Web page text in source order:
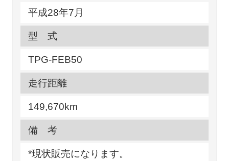
平成28年7月
型 式
TPG-FEB50
走行距離
149,670km
備 考
*現状販売になります。